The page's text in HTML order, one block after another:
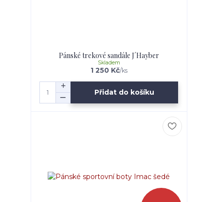
Pánské trekové sandále J´Hayber
1 250 Kč/ks
Skladem
Přidat do košíku